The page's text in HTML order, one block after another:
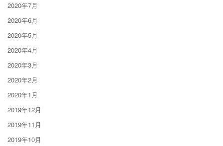
2020年7月
2020年6月
2020年5月
2020年4月
2020年3月
2020年2月
2020年1月
2019年12月
2019年11月
2019年10月